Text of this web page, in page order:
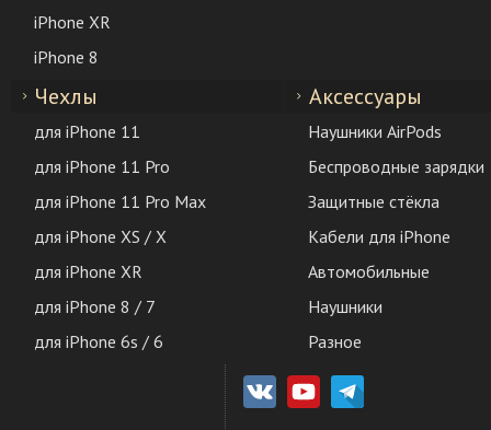
iPhone XR
iPhone 8
Чехлы
для iPhone 11
для iPhone 11 Pro
для iPhone 11 Pro Max
для iPhone XS / X
для iPhone XR
для iPhone 8 / 7
для iPhone 6s / 6
Аксессуары
Наушники AirPods
Беспроводные зарядки
Защитные стёкла
Кабели для iPhone
Автомобильные
Наушники
Разное